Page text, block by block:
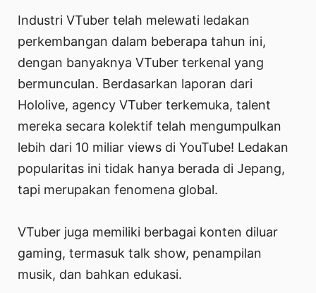
Industri VTuber telah melewati ledakan
perkembangan dalam beberapa tahun ini,
dengan banyaknya VTuber terkenal yang
bermunculan. Berdasarkan laporan dari
Hololive, agency VTuber terkemuka, talent
mereka secara kolektif telah mengumpulkan
lebih dari 10 miliar views di YouTube! Ledakan
popularitas ini tidak hanya berada di Jepang,
tapi merupakan fenomena global.
VTuber juga memiliki berbagai konten diluar
gaming, termasuk talk show, penampilan
musik, dan bahkan edukasi.